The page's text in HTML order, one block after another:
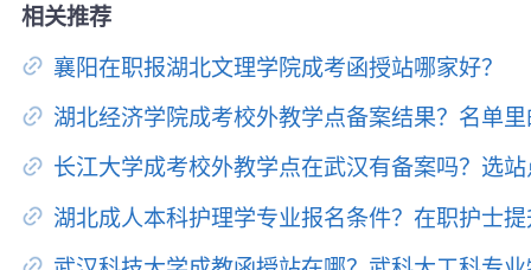
相关推荐
襄阳在职报湖北文理学院成考函授站哪家好？
湖北经济学院成考校外教学点备案结果？名单
长江大学成考校外教学点在武汉有备案吗？选
湖北成人本科护理学专业报名条件？在职护士